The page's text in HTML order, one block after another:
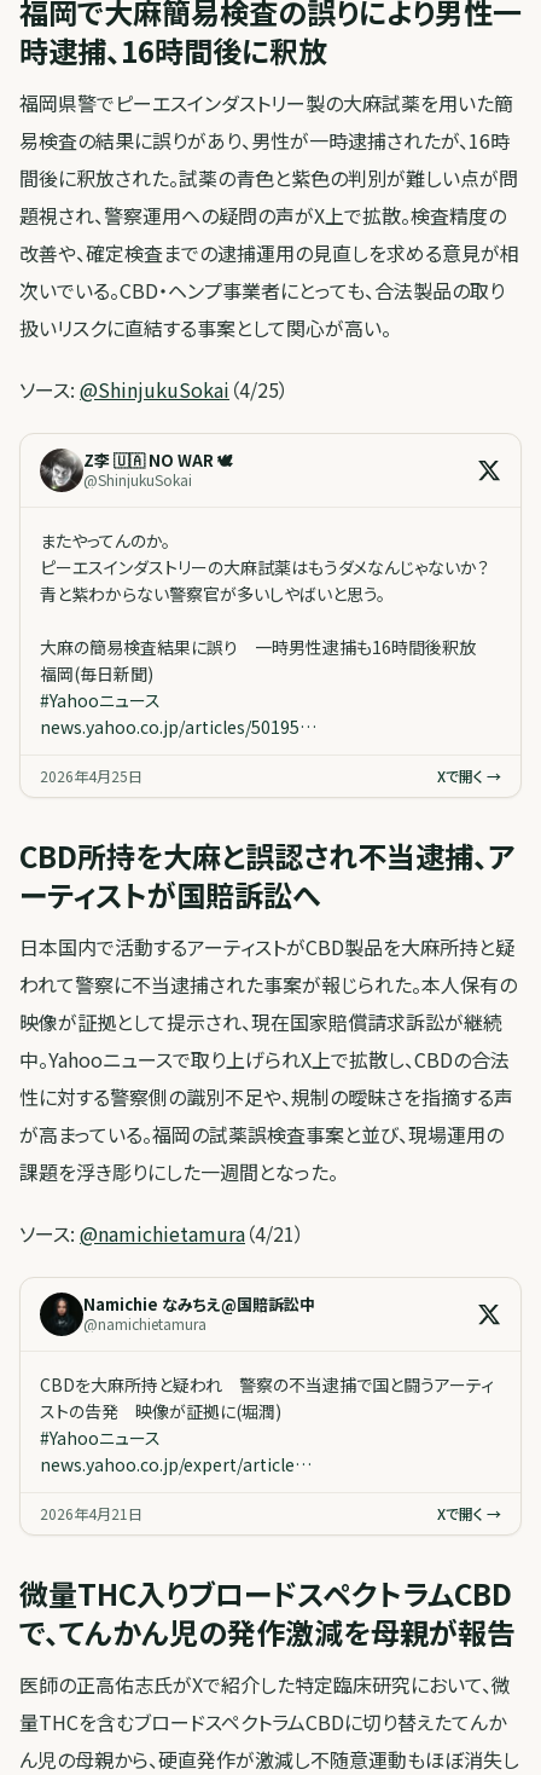
福岡で大麻簡易検査の誤りにより男性一
時逮捕、16時間後に釈放
福岡県警でピーエスインダストリー製の大麻試薬を用いた簡
易検査の結果に誤りがあり、男性が一時逮捕されたが、16時
間後に釈放された。試薬の青色と紫色の判別が難しい点が問
題視され、警察運用への疑問の声がX上で拡散。検査精度の
改善や、確定検査までの逮捕運用の見直しを求める意見が相
次いでいる。CBD・ヘンプ事業者にとっても、合法製品の取り
扱いリスクに直結する事案として関心が高い。
ソース: @ShinjukuSokai （4/25）
Z李 🇺🇦 NO WAR 🕊
@ShinjukuSokai
またやってんのか。
ピーエスインダストリーの大麻試薬はもうダメなんじゃないか？
青と紫わからない警察官が多いしやばいと思う。
大麻の簡易検査結果に誤り 一時男性逮捕も16時間後釈放
福岡(毎日新聞)
#Yahooニュース
news.yahoo.co.jp/articles/50195…
2026年4月25日 Xで開く →
CBD所持を大麻と誤認され不当逮捕、ア
ーティストが国賠訴訟へ
日本国内で活動するアーティストがCBD製品を大麻所持と疑
われて警察に不当逮捕された事案が報じられた。本人保有の
映像が証拠として提示され、現在国家賠償請求訴訟が継続
中。Yahooニュースで取り上げられX上で拡散し、CBDの合法
性に対する警察側の識別不足や、規制の曖昧さを指摘する声
が高まっている。福岡の試薬誤検査事案と並び、現場運用の
課題を浮き彫りにした一週間となった。
ソース: @namichietamura（4/21）
Namichie なみちえ@国賠訴訟中
@namichietamura
CBDを大麻所持と疑われ 警察の不当逮捕で国と闘うアーティ
ストの告発 映像が証拠に(堀潤)
#Yahooニュース
news.yahoo.co.jp/expert/article…
2026年4月21日 Xで開く →
微量THC入りブロードスペクトラムCBD
で、てんかん児の発作激減を母親が報告
医師の正高佑志氏がXで紹介した特定臨床研究において、微
量THCを含むブロードスペクトラムCBDに切り替えたてんか
ん児の母親から、硬直発作が激減し不随意運動もほぼ消失し